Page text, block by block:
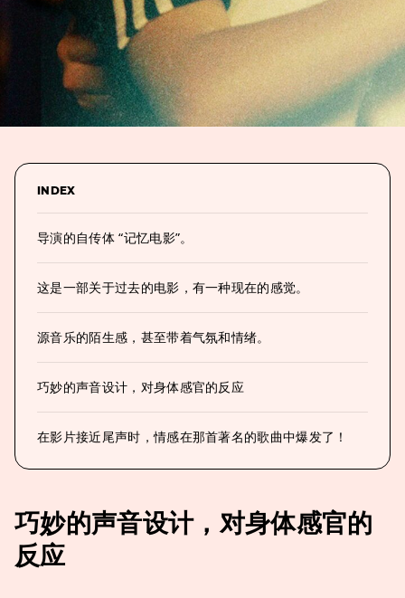
INDEX
导演的自传体 “记忆电影”。
这是一部关于过去的电影，有一种现在的感觉。
源音乐的陌生感，甚至带着气氛和情绪。
巧妙的声音设计，对身体感官的反应
在影片接近尾声时，情感在那首著名的歌曲中爆发了！
巧妙的声音设计，对身体感官的
反应